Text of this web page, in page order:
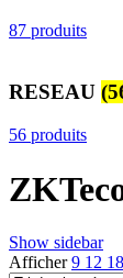
87 produits
RESEAU
56 produits
Show sidebar
Afficher9 12 18